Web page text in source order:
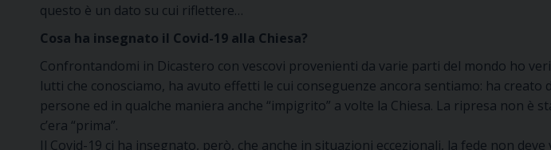
questo è un dato su cui riflettere…
Cosa ha insegnato il Covid-19 alla Chiesa?
Confrontandomi in Dicastero con vescovi provenienti da varie parti del mondo ho
lutti che conosciamo, ha avuto effetti le cui conseguenze ancora sentiamo: ha
persone ed in qualche maniera anche “impigrito” a volte la Chiesa. La ripresa non
c’era “prima”.
Il Covid-19 ci ha insegnato, però, che anche in situazioni eccezionali, la fede non